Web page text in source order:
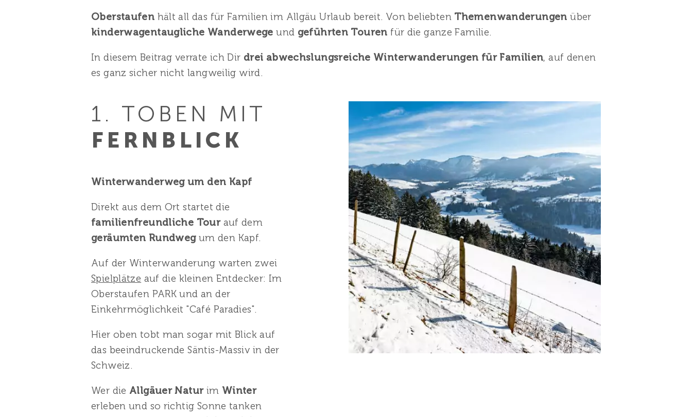
Oberstaufen hält all das für Familien im Allgäu Urlaub bereit. Von beliebten Themenwanderungen über
kinderwagentaugliche Wanderwege und geführten Touren für die ganze Familie.
In diesem Beitrag verrate ich Dir drei abwechslungsreiche Winterwanderungen für Familien, auf denen
es ganz sicher nicht langweilig wird.
1. TOBEN MIT
FERNBLICK
Winterwanderweg um den Kapf
Direkt aus dem Ort startet die
familienfreundliche Tourauf dem
geräumten Rundwegum den Kapf.
Auf der Winterwanderung warten zwei
Spielplätze auf die kleinen Entdecker: Im
Oberstaufen PARK und an der
Einkehrmöglichkeit "Café Paradies".
Hier oben tobt man sogar mit Blick auf
das beeindruckende Säntis-Massiv in der
Schweiz.
Wer die Allgäuer Naturim Winter
erleben und so richtig Sonne tanken